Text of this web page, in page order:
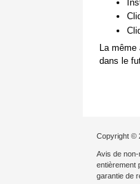
La
dans le
Copyright ©
Avis de
entièrement
garantie de